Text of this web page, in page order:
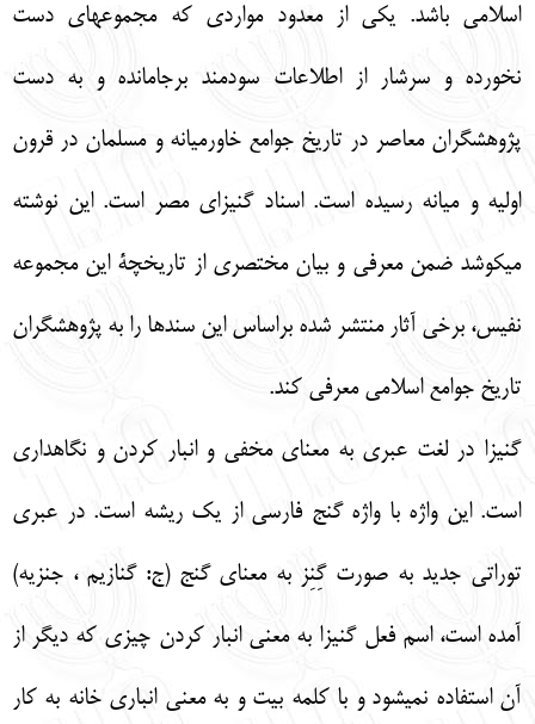
اسلامي باشد. يكي از معدود مواردي كه مجموعه‏اي دست
نخورده و سرشار از اطلاعات سودمند برجامانده و به دست
پژوهشگران معاصر در تاريخ جوامع خاورميانه و مسلمان در قرون
اوليه و ميانه رسيده است. اسناد گنيزاي مصر است. اين نوشته
مي‏كوشد ضمن معرفي و بيان مختصري از تاريخچة اين مجموعه
نفيس، برخي آثار منتشر شده براساس اين سندها را به پژوهشگران
تاريخ جوامع اسلامي معرفي كند.
گنيزا در لغت عبري به معناي مخفي و انبار كردن و نگاهداري
است. اين واژه با واژه گنج فارسي از يك ريشه است. در عبري
توراتي جديد به صورت گِنِز به معناي گنج (ج: گنازيم ، جنزيه)
آمده است، اسم فعل گنيزا به معني انبار كردن چيزي كه ديگر از
آن استفاده نمي‏شود و با كلمه بيت و به معني انباري خانه به كار